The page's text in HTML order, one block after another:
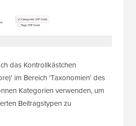
das Kontrollkästchen
im Bereich 'Taxonomien' des
Kategorien verwenden, um
Beitragstypen zu